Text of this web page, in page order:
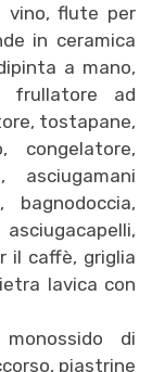
vino, flute per
in ceramica
a mano,
frullatore ad
tostapane,
congelatore,
il caffè, griglia
lavica con
di
piastrine